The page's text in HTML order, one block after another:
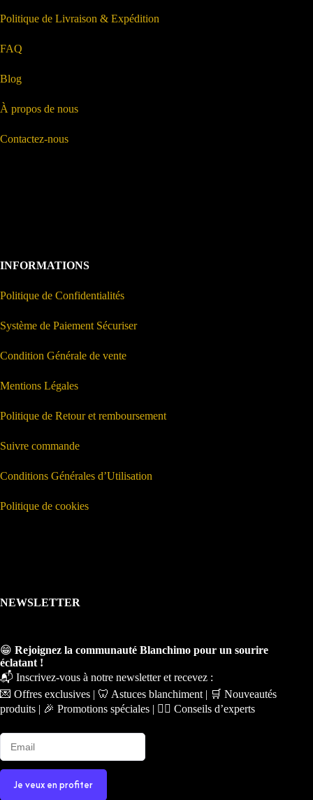
Politique de Livraison & Expédition
FAQ
Blog
À propos de nous
Contactez-nous
INFORMATIONS
Politique de Confidentialités
Système de Paiement Sécuriser
Condition Générale de vente
Mentions Légales
Politique de Retour et remboursement
Suivre commande
Conditions Générales d’Utilisation
Politique de cookies
NEWSLETTER
😁 Rejoignez la communauté Blanchimo pour un sourire
éclatant !
📬 Inscrivez-vous à notre newsletter et recevez :
💌 Offres exclusives | 🦷 Astuces blanchiment | 🛒 Nouveautés
produits | 🎉 Promotions spéciales | 🧑‍⚕️ Conseils d’experts
Je veux en profiter